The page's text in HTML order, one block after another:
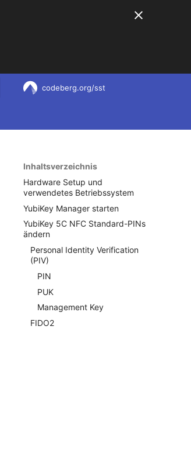
codeberg.org/sst
Inhaltsverzeichnis
Hardware Setup und
verwendetes Betriebssystem
YubiKey Manager starten
YubiKey 5C NFC Standard-PINs
ändern
Personal Identity Verification
(PIV)
PIN
PUK
Management Key
FIDO2